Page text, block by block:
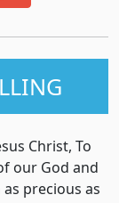
Christ, To
our God and
precious as